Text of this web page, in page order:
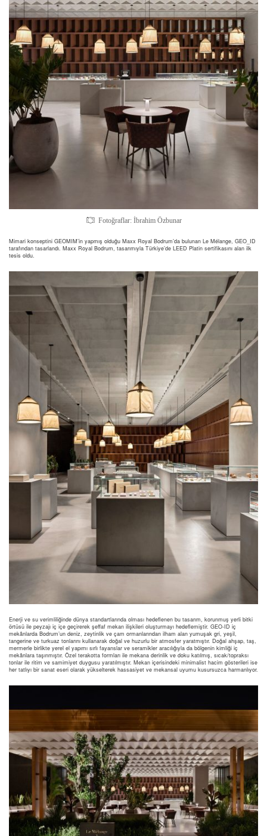
Fotoğraflar: İbrahim Özbunar
Mimari konseptini GEOMIM’in yapmış olduğu Maxx Royal Bodrum’da bulunan Le Mélange, GEO_ID
tarafından tasarlandı. Maxx Royal Bodrum, tasarımıyla Türkiye’de LEED Platin sertifikasını alan ilk
tesis oldu.
Enerji ve su verimliliğinde dünya standartlarında olması hedeflenen bu tasarım, korunmuş yerli bitki
örtüsü ile peyzajı iç içe geçirerek şeffaf mekan ilişkileri oluşturmayı hedeflemiştir. GEO‑ID iç
mekânlarda Bodrum’un deniz, zeytinlik ve çam ormanlarından ilham alan yumuşak gri, yeşil,
tangerine ve turkuaz tonlarını kullanarak doğal ve huzurlu bir atmosfer yaratmıştır. Doğal ahşap, taş,
mermerle birlikte yerel el yapımı sırlı fayanslar ve seramikler aracılığıyla da bölgenin kimliği iç
mekânlara taşınmıştır. Özel terakotta formları ile mekana derinlik ve doku katılmış, sıcak/topraksı
tonlar ile ritim ve samimiyet duygusu yaratılmıştır. Mekan içerisindeki minimalist hacim gösterileri ise
her tatlıyı bir sanat eseri olarak yükselterek hassasiyet ve mekansal uyumu kusursuzca harmanlıyor.